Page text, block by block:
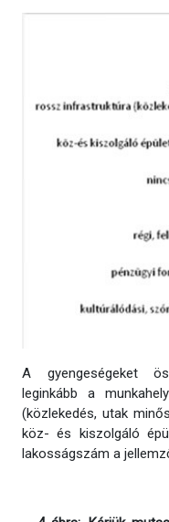
A gyengeségeket
leginkább a
(közlekedés, utak
köz- és kiszolgáló
lakosságszám a